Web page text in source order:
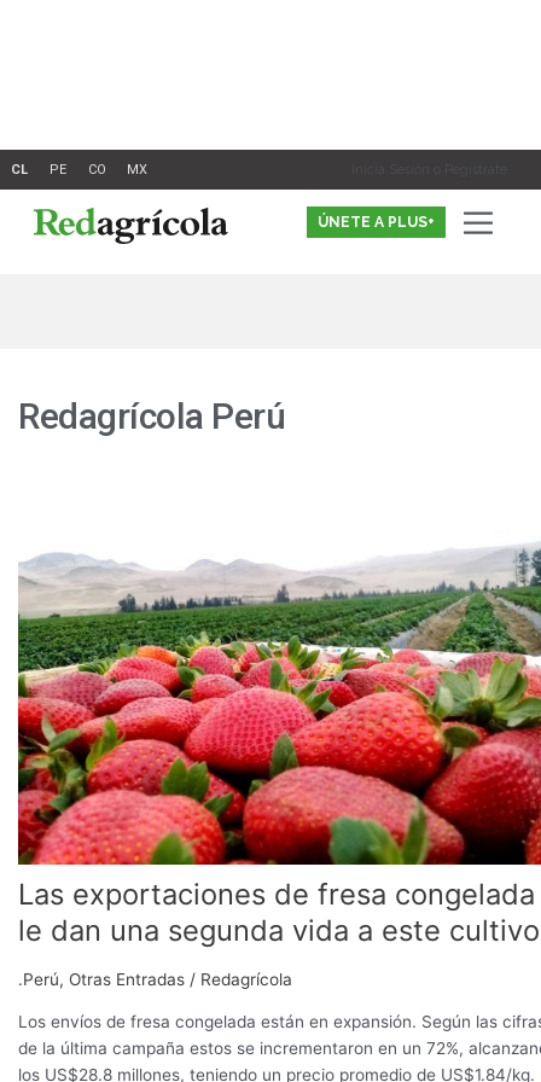
Inicia Sesión o Registrate
ÚNETE A PLUS+
Redagrícola Perú
Las exportaciones de fresa congelada
le dan una segunda vida a este cultivo
.Perú, Otras Entradas / Redagrícola
Los envíos de fresa congelada están en expansión. Según las
de la última campaña estos se incrementaron en un 72%,
los US$28.8 millones, teniendo un precio promedio de US$1.84/kg.
fresa
congelada
dan
una
segunda
vida
a
este
cultivo